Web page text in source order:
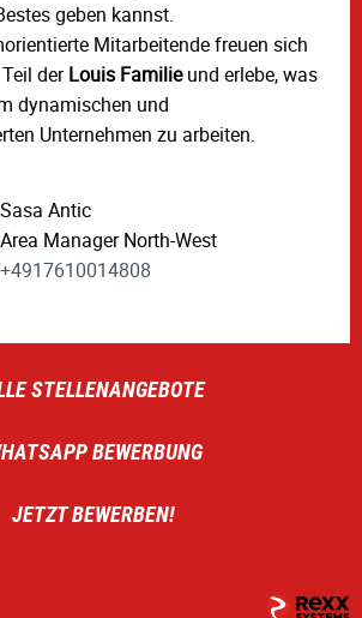
geben kannst.
Mitarbeitende freuen sich
derLouis Familieund erlebe, was
dynamischen und
Unternehmen zu arbeiten.
Sasa Antic
Area Manager North-West
+4917610014808
STELLENANGEBOTE
BEWERBUNG
JETZT BEWERBEN!